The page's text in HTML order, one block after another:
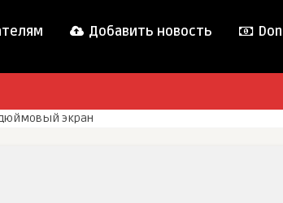
Добавить новость
экран